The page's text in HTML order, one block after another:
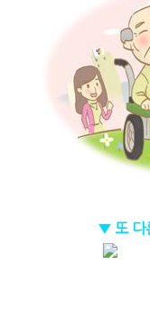
▼ 또 다